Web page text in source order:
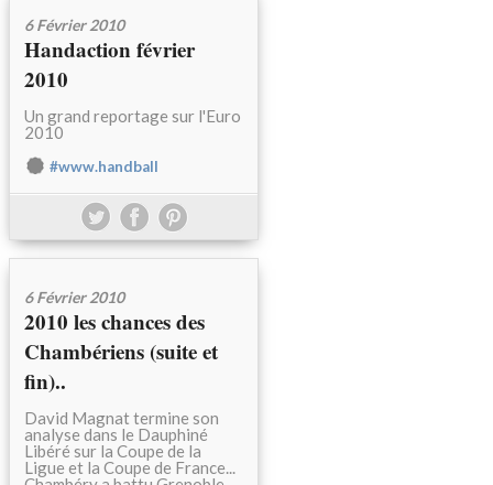
6 Février 2010
Handaction février
2010
Un grand reportage sur l'Euro
2010
#www.handball
6 Février 2010
2010 les chances des
Chambériens (suite et
fin)..
David Magnat termine son
analyse dans le Dauphiné
Libéré sur la Coupe de la
Ligue et la Coupe de France...